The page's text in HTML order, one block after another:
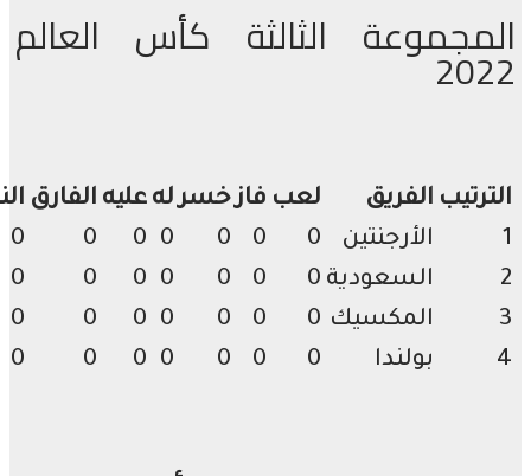
الثالثة كأس العالم
الفريق لعبفازخسرلهعليه الفارقالنقاط
الأرجنتين
0
0
0
0
0
السعودية0
0
0
0
0
المكسيك 0
0
0
0
0
بولندا
0
0
0
0